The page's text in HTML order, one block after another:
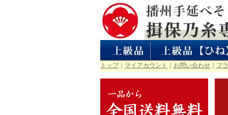
トップ｜ マイアカウント お問い合わせ プ